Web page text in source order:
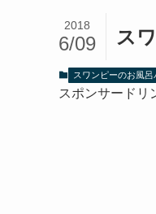
ス
2018
6/09
スワンピーのお風呂
スポンサードリ